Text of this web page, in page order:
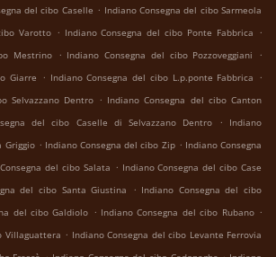
del cibo Caselle . Indiano Consegna del cibo Sarmeola
Varotto . Indiano Consegna del cibo Ponte Fabbrica .
Mestrino . Indiano Consegna del cibo Pozzoveggiani
.
Giarre . Indiano Consegna del cibo L.p.ponte Fabbrica .
Selvazzano Dentro . Indiano Consegna del cibo Canton
del cibo Caselle di Selvazzano Dentro .
Indiano
Griggio . Indiano Consegna del cibo Zip . Indiano Consegna
del cibo Salata . Indiano Consegna del cibo Case
del cibo Santa Giustina . Indiano Consegna del cibo
del cibo Galdiolo . Indiano Consegna del cibo Rubano .
Villaguattera . Indiano Consegna del cibo Levante Ferrovia